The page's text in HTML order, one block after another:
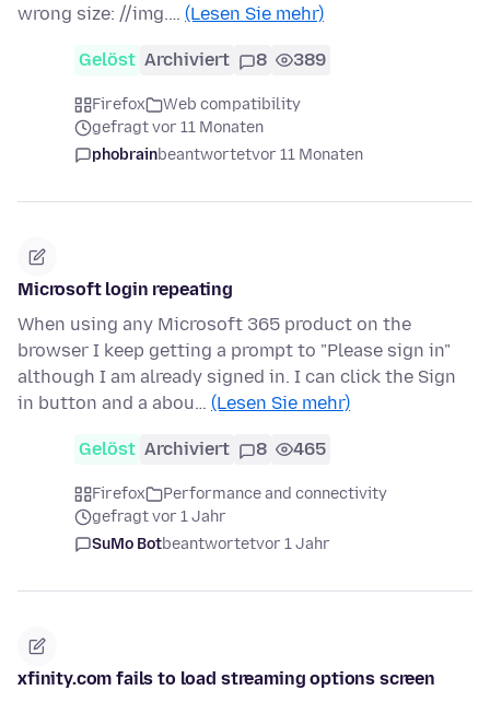
wrong size: //img.… (Lesen Sie mehr)
Gelöst Archiviert 8 389
Firefox
Web compatibility
gefragt vor 11 Monaten
phobrainbeantwortetvor 11 Monaten
Microsoft login repeating
When using any Microsoft 365 product on the
browser I keep getting a prompt to "Please sign in"
although I am already signed in. I can click the Sign
in button and a abou… (Lesen Sie mehr)
Gelöst Archiviert 8 465
Firefox
Performance and connectivity
gefragt vor 1 Jahr
SuMo Botbeantwortetvor 1 Jahr
xfinity.com fails to load streaming options screen